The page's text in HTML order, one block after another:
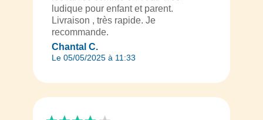
Chantal C.
Le 05/05/2025 à 11:33
ludique pour enfant et parent.
Livraison , très rapide. Je
recommande.